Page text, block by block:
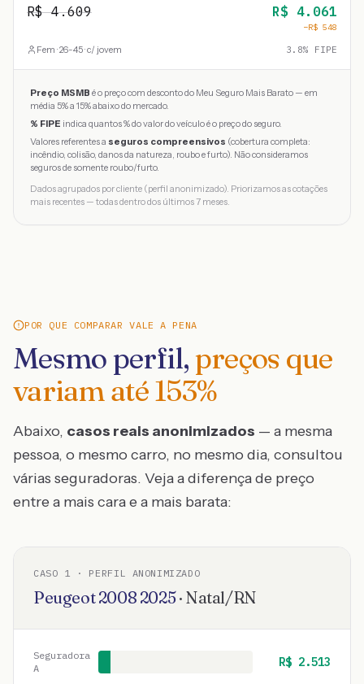
R$4.609 R$ 4.061
−R$ 548
Fem · 26-45 · c/ jovem 3.8% FIPE
Preço MSMB é o preço com desconto do Meu Seguro Mais Barato — em
média 5% a 15% abaixo do mercado.
% FIPE indica quantos % do valor do veículo é o preço do seguro.
Valores referentes a seguros compreensivos (cobertura completa:
incêndio, colisão, danos da natureza, roubo e furto). Não consideramos
seguros de somente roubo/furto.
Dados agrupados por cliente (perfil anonimizado). Priorizamos as cotações
mais recentes — todas dentro dos últimos 7 meses.
POR QUE COMPARAR VALE A PENA
Mesmo perfil, preços que
variam até153%
Abaixo, casos reais anonimizados — a mesma
pessoa, o mesmo carro, no mesmo dia, consultou
várias seguradoras. Veja a diferença de preço
entre a mais cara e a mais barata:
CASO 1 · PERFIL ANONIMIZADO
Peugeot2008 2025· Natal/RN
Seguradora
A
R$ 2.513